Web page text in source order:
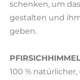
schenken, um
gestalten und
geben.
100 %